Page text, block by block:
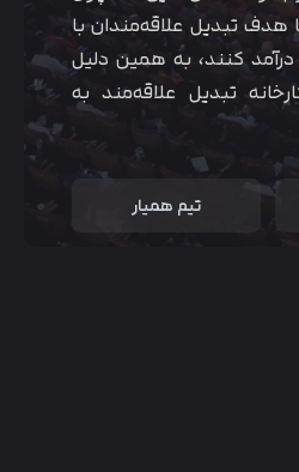
هدف تبدیل علاقه‌مندان با
کنند، به همین دلیل
تبدیل علاقه‌مند به
تیم همیار